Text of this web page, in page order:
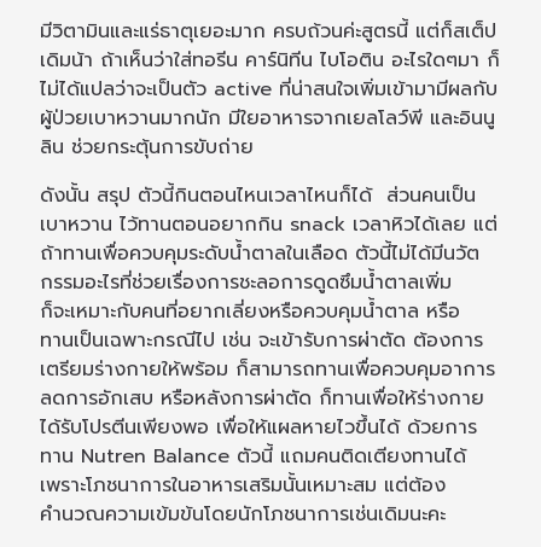
มีวิตามินและแร่ธาตุเยอะมาก ครบถ้วนค่ะสูตรนี้ แต่ก็สเต็ป
เดิมน้า ถ้าเห็นว่าใส่ทอรีน คาร์นิทีน ไบโอติน อะไรใดๆมา ก็
ไม่ได้แปลว่าจะเป็นตัว active ที่น่าสนใจเพิ่มเข้ามามีผลกับ
ผู้ป่วยเบาหวานมากนัก มีใยอาหารจากเยลโลว์พี และอินนู
ลิน ช่วยกระตุ้นการขับถ่าย
ดังนั้น สรุป ตัวนี้กินตอนไหนเวลาไหนก็ได้ ส่วนคนเป็น
เบาหวาน ไว้ทานตอนอยากกิน snack เวลาหิวได้เลย แต่
ถ้าทานเพื่อควบคุมระดับน้ำตาลในเลือด ตัวนี้ไม่ได้มีนวัต
กรรมอะไรที่ช่วยเรื่องการชะลอการดูดซึมน้ำตาลเพิ่ม
ก็จะเหมาะกับคนที่อยากเลี่ยงหรือควบคุมน้ำตาล หรือ
ทานเป็นเฉพาะกรณีไป เช่น จะเข้ารับการผ่าตัด ต้องการ
เตรียมร่างกายให้พร้อม ก็สามารถทานเพื่อควบคุมอาการ
ลดการอักเสบ หรือหลังการผ่าตัด ก็ทานเพื่อให้ร่างกาย
ได้รับโปรตีนเพียงพอ เพื่อให้แผลหายไวขึ้นได้ ด้วยการ
ทาน Nutren Balance ตัวนี้ แถมคนติดเตียงทานได้
เพราะโภชนาการในอาหารเสริมนั้นเหมาะสม แต่ต้อง
คำนวณความเข้มข้นโดยนักโภชนาการเช่นเดิมนะคะ